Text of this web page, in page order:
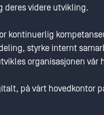
deres videre utvikling.
kontinuerlig
styrke internt
organisasjonen vår
på vårt hovedkontor